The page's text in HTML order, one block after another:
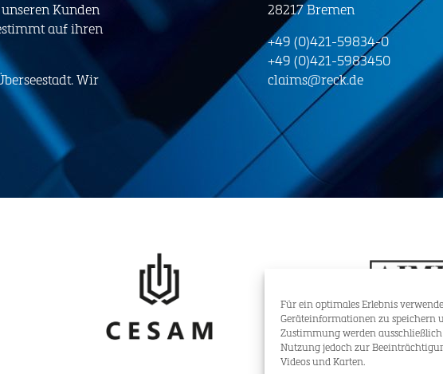
Für ein optimales Erlebnis
Geräteinformationen zu speichern
Zustimmung werden
Nutzung jedoch zur
Videos und Karten.
Kunden
auf ihren
Wir
28217 Bremen
+49 (0)421-59834-0
+49 (0)421-5983450
claims@reck.de